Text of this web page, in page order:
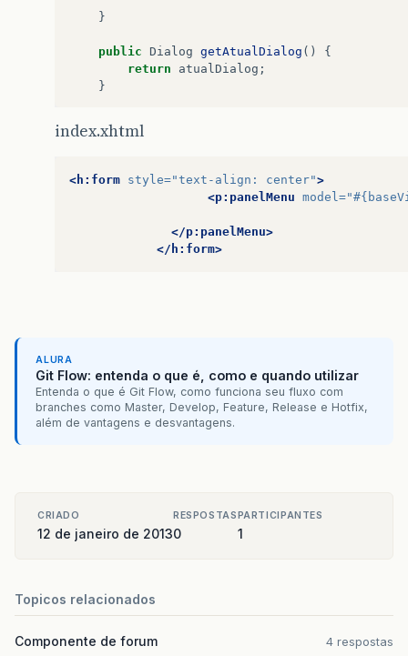
}
public Dialog getAtualDialog ()
{
return
atualDialog ;
}
this
getTabView
tabView ;
void
public void setMenuModel(MenuModel
this.menuModel = menuModel ;
index.xhtml
<h:form style="text-align: center">
<p:panelMenu model=
</p:panelMenu>
</h:form>
ALURA
Git Flow: entenda o que é, como e quando utilizar
Entenda o que é Git Flow, como funciona seu fluxo com
branches como Master, Develop, Feature, Release e Hotfix,
além de vantagens e desvantagens.
CRIADO
12 de janeiro de 2013
RESPOSTAS
0
PARTICIPANTES
1
Topicos relacionados
Componente de forum 4 respostas